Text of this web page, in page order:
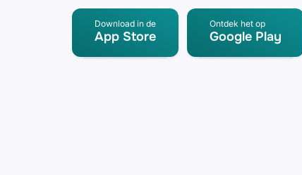
Download in de
App Store
Ontdek het op
Google Play